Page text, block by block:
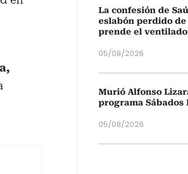
La confesión de
eslabón perdido
prende el
05/08/2026
Murió Alfonso
programa Sábados
05/08/2026